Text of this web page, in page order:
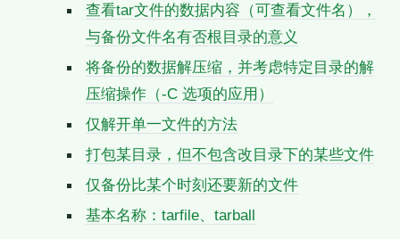
查看tar文件的数据内容（可查看文件名），
与备份文件名有否根目录的意义
将备份的数据解压缩，并考虑特定目录的解
压缩操作（-C 选项的应用）
仅解开单一文件的方法
打包某目录，但不包含改目录下的某些文件
仅备份比某个时刻还要新的文件
基本名称：tarfile、tarball